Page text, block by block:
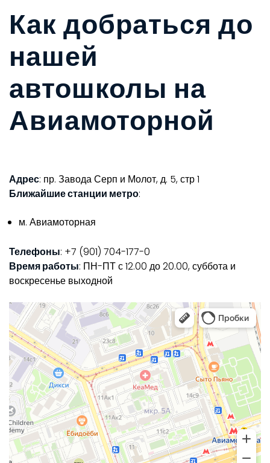
Как добраться до
нашей
автошколы на
Авиамоторной
Адрес: пр. Завода Серп и Молот, д. 5, стр 1
Ближайшие станции метро:
м. Авиамоторная
Телефоны: +7 (901) 704-177-0
Время работы: ПН-ПТ с 12.00 до 20.00, суббота и
воскресенье выходной